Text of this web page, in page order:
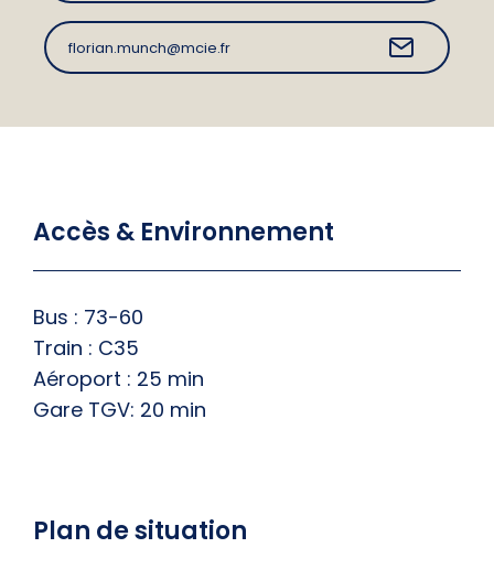
florian.munch@mcie.fr
Accès & Environnement
Bus : 73-60
Train : C35
Aéroport : 25 min
Gare TGV: 20 min
Plan de situation